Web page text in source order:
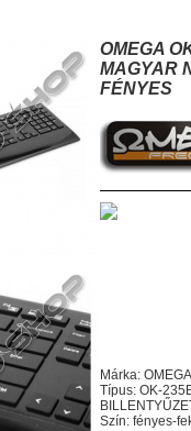
OMEGA
MAGYAR
FÉNYES
Márka: OMEGA
Típus: OK-
Szín: fényes-